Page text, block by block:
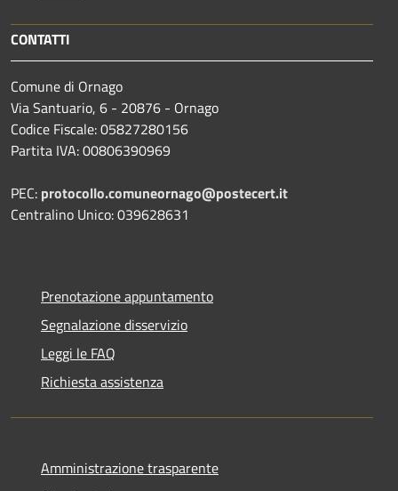
CONTATTI
Comune di Ornago
Via Santuario, 6 - 20876 - Ornago
Codice Fiscale: 05827280156
Partita IVA: 00806390969
PEC: protocollo.comuneornago@postecert.it
Centralino Unico: 039628631
Prenotazione appuntamento
Segnalazione disservizio
Leggi le FAQ
Richiesta assistenza
Amministrazione trasparente